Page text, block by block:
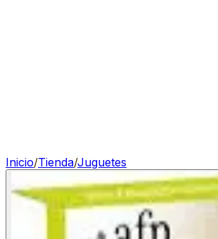
Inicio/Tienda/Juguetes